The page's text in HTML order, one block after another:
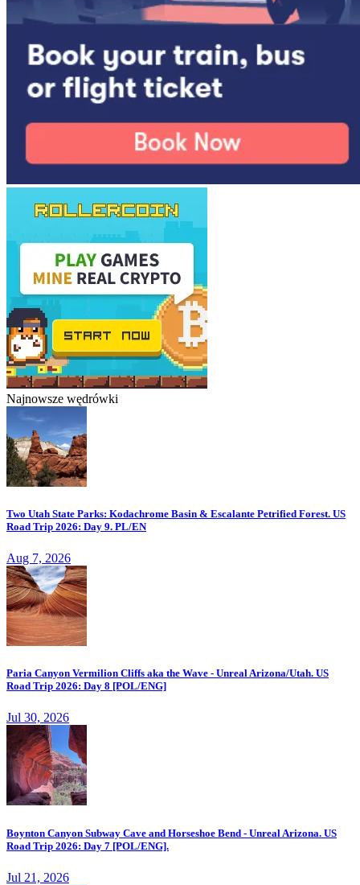
Najnowsze wędrówki
Two Utah State Parks: Kodachrome Basin & Escalante Petrified Forest. US
Road Trip 2026: Day 9. PL/EN
Aug 7, 2026
Paria Canyon Vermilion Cliffs aka the Wave - Unreal Arizona/Utah. US
Road Trip 2026: Day 8 [POL/ENG]
Jul 30, 2026
Boynton Canyon Subway Cave and Horseshoe Bend - Unreal Arizona. US
Road Trip 2026: Day 7 [POL/ENG].
Jul 21, 2026